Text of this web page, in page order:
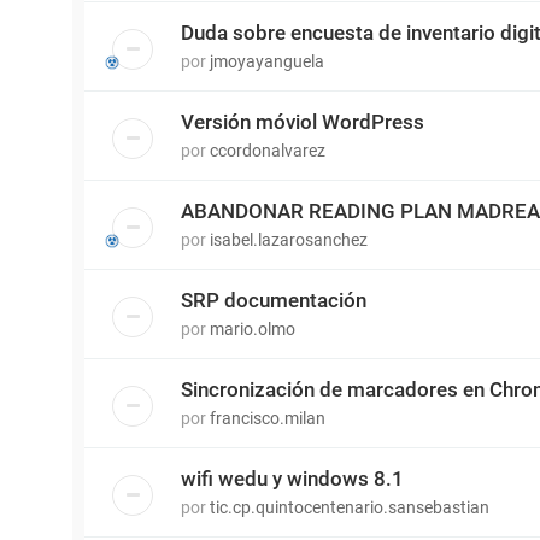
Duda sobre encuesta de inventario
por jmoyayanguela
Versión móviol WordPress
porccordonalvarez
ABANDONAR READING PLAN
por isabel.lazarosanchez
SRP documentación
por mario.olmo
Sincronización de marcadores en
porfrancisco.milan
wifi wedu y windows 8.1
portic.cp.quintocentenario.sansebastian